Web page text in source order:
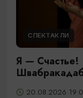
СПЕКТАКЛИ
Я —
20.08.2026